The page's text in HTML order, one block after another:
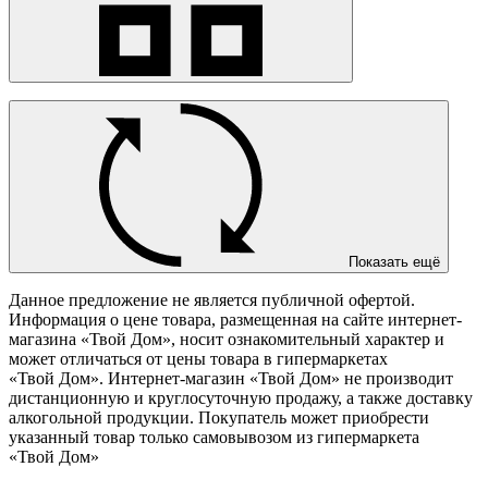
Показать ещё
Данное предложение не является публичной офертой.
Информация о цене товара, размещенная на сайте интернет-
магазина «Твой Дом», носит ознакомительный характер и
может отличаться от цены товара в гипермаркетах
«Твой Дом». Интернет-магазин «Твой Дом» не производит
дистанционную и круглосуточную продажу, а также доставку
алкогольной продукции. Покупатель может приобрести
указанный товар только самовывозом из гипермаркета
«Твой Дом»